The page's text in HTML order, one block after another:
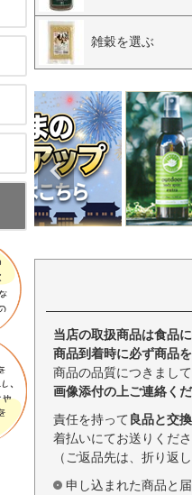
雑穀を選ぶ
当店の取扱商品は食品
商品到着時に必ず商品
商品の品質につきまし
画像添付の上ご連絡く
責任を持って 良品と交換
着払いにてお送りくださ
（ご返品先は、折り返
申し込まれた商品と